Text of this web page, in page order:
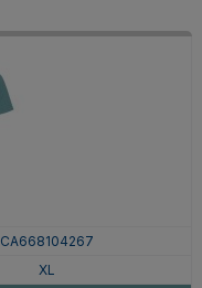
CA668104267
XL